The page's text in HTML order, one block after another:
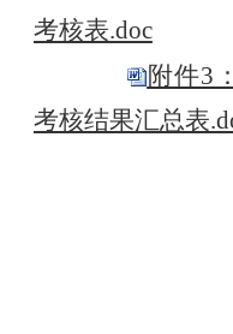
考核表.doc
附件3
考核结果汇总表